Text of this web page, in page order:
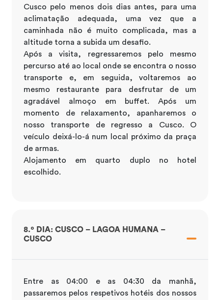
Cusco pelo menos dois dias antes, para uma
aclimatação adequada, uma vez que a
caminhada não é muito complicada, mas a
altitude torna a subida um desafio.
Após a visita, regressaremos pelo mesmo
percurso até ao local onde se encontra o nosso
transporte e, em seguida, voltaremos ao
mesmo restaurante para desfrutar de um
agradável almoço em buffet. Após um
momento de relaxamento, apanharemos o
nosso transporte de regresso a Cusco. O
veículo deixá-lo-á num local próximo da praça
de armas.
Alojamento em quarto duplo no hotel
escolhido.
8.º DIA: CUSCO – LAGOA HUMANA –
CUSCO
Entre as 04:00 e as 04:30 da manhã,
passaremos pelos respetivos hotéis dos nossos